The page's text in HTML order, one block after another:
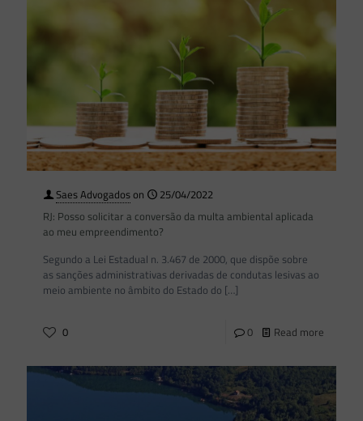
Saes Advogadoson
25/04/2022
RJ: Posso solicitar a conversão da multa ambiental aplicada
ao meu empreendimento?
Segundo a Lei Estadual n. 3.467 de 2000, que dispõe sobre
as sanções administrativas derivadas de condutas lesivas ao
meio ambiente no âmbito do Estado do […]
0 0 Read more